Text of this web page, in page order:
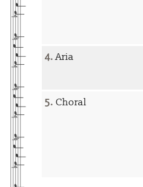
4.Aria
5. Choral